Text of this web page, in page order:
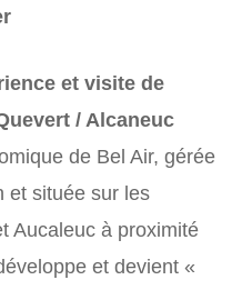
et visite de
/ Alcaneuc
de Bel Air, gérée
et située sur les
Aucaleuc à proximité
et devient «